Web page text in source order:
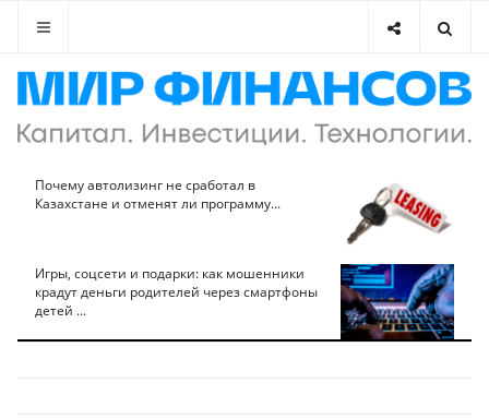
Почему автолизинг не сработал в
Казахстане и отменят ли программу...
Игры, соцсети и подарки: как мошенники
крадут деньги родителей через смартфоны
детей ...